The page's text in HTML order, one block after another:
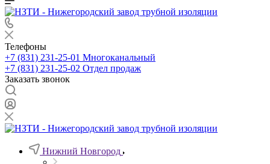
Телефоны
+7 (831) 231-25-01 Многоканальный
+7 (831) 231-25-02 Отдел продаж
Заказать звонок
Нижний Новгород